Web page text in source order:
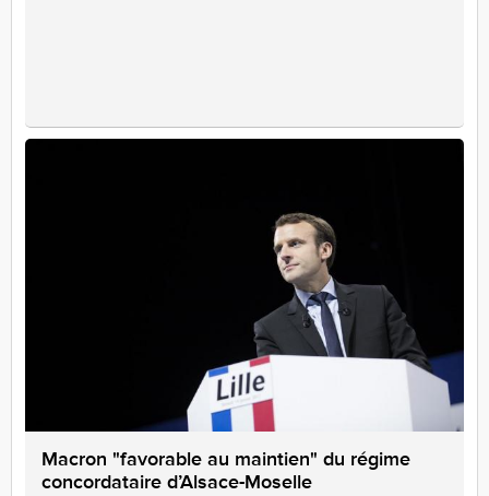
Macron "favorable au maintien" du régime
concordataire d’Alsace-Moselle